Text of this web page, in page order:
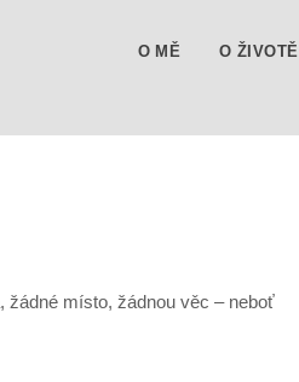
O MĚ O ŽIVOTĚ
žádné místo, žádnou věc – neboť